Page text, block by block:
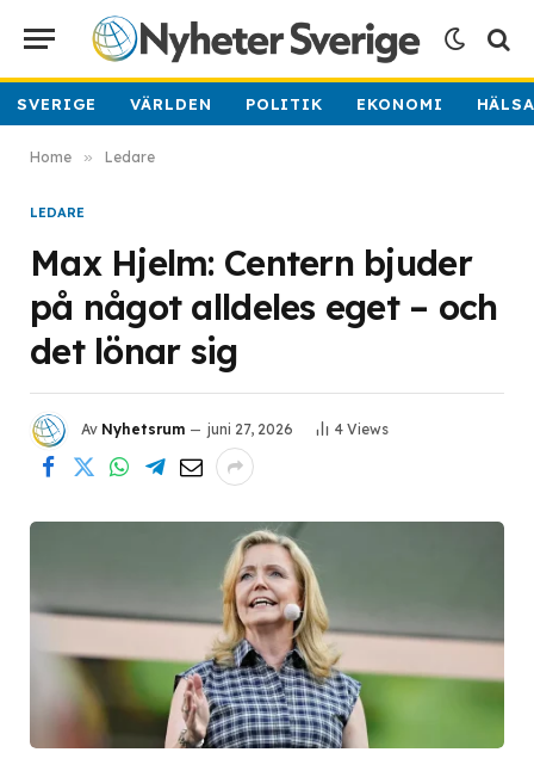
SVERIGE VÄRLDEN POLITIK EKONOMI
Home » Ledare
LEDARE
Max Hjelm: Centern bjuder
på något alldeles eget – och
det lönar sig
Av Nyhetsrum juni 27, 2026 4 Views